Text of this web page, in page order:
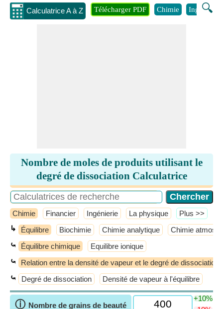
Calculatrice A à Z 🔍
Télécharger PDF Chimie Ingénierie
Nombre de moles de produits utilisant le
degré de dissociation Calculatrice
Chimie Financier Ingénierie La physique ​Plus >>
↳ Équilibre Biochimie Chimie analytique Chimie
⤿ Équilibre chimique Equilibre ionique
⤿ Relation entre la densité de vapeur et le degré de dissociation
⤿ Degré de dissociation Densité de vapeur à l'équilibre
ⓘ Nombre de grains de beauté
+10%